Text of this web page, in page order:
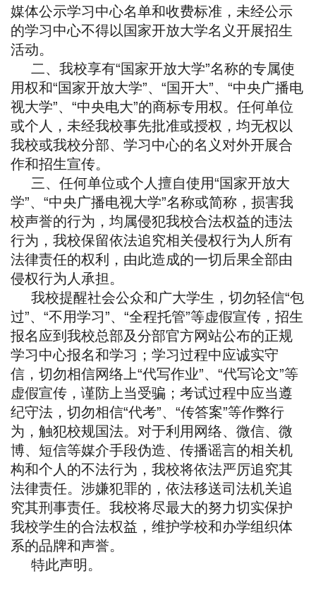
媒体公示学习中心名单和收费标准，未经公示
的学习中心不得以国家开放大学名义开展招生
活动。
二、我校享有“国家开放大学”名称的专属使
用权和“国家开放大学”、“国开大”、“中央广播电
视大学”、“中央电大”的商标专用权。任何单位
或个人，未经我校事先批准或授权，均无权以
我校或我校分部、学习中心的名义对外开展合
作和招生宣传。
三、任何单位或个人擅自使用“国家开放大
学”、“中央广播电视大学”名称或简称，损害我
校声誉的行为，均属侵犯我校合法权益的违法
行为，我校保留依法追究相关侵权行为人所有
法律责任的权利，由此造成的一切后果全部由
侵权行为人承担。
我校提醒社会公众和广大学生，切勿轻信“包
过”、“不用学习”、“全程托管”等虚假宣传，招生
报名应到我校总部及分部官方网站公布的正规
学习中心报名和学习；学习过程中应诚实守
信，切勿相信网络上“代写作业”、“代写论文”等
虚假宣传，谨防上当受骗；考试过程中应当遵
纪守法，切勿相信“代考”、“传答案”等作弊行
为，触犯校规国法。对于利用网络、微信、微
博、短信等媒介手段伪造、传播谣言的相关机
构和个人的不法行为，我校将依法严厉追究其
法律责任。涉嫌犯罪的，依法移送司法机关追
究其刑事责任。我校将尽最大的努力切实保护
我校学生的合法权益，维护学校和办学组织体
系的品牌和声誉。
特此声明。